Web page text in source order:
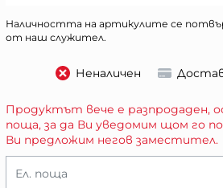
Наличността на артикулите се
от наш служител.
Неналичен
Продуктът вече е разпродаден,
поща, за да Ви уведомим щом го
Ви предложим негов заместител.
Ел. поща